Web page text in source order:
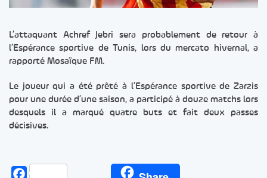
L’attaquant Achref Jebri sera probablement de retour à
l’Espérance sportive de Tunis, lors du mercato hivernal, a
rapporté Mosaïque FM.
Le joueur qui a été prêté à l’Espérance sportive de Zarzis
pour une durée d’une saison, a participé à douze matchs lors
desquels il a marqué quatre buts et fait deux passes
décisives.